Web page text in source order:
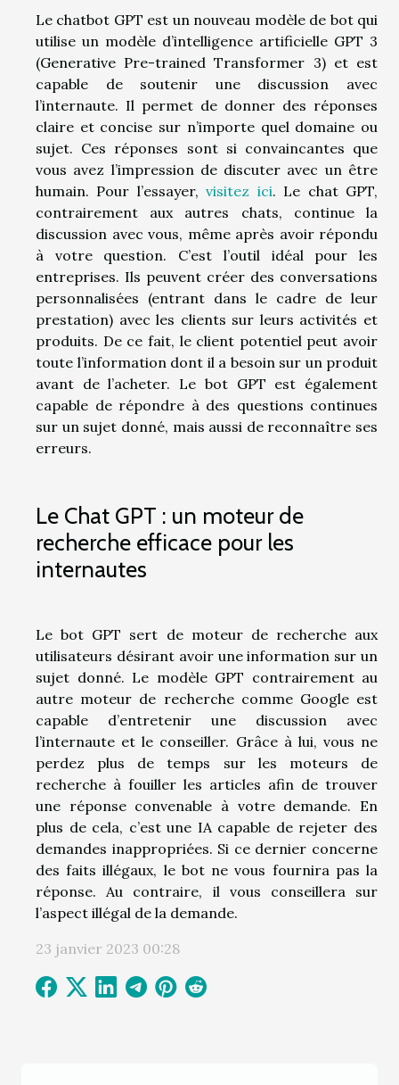
Le chatbot GPT est un nouveau modèle de bot qui
utilise un modèle d’intelligence artificielle GPT 3
(Generative Pre-trained Transformer 3) et est
capable de soutenir une discussion avec
l’internaute. Il permet de donner des réponses
claire et concise sur n’importe quel domaine ou
sujet. Ces réponses sont si convaincantes que
vous avez l’impression de discuter avec un être
humain. Pour l’essayer,visitez ici. Le chat GPT,
contrairement aux autres chats, continue la
discussion avec vous, même après avoir répondu
à votre question. C’est l’outil idéal pour les
entreprises. Ils peuvent créer des conversations
personnalisées (entrant dans le cadre de leur
prestation) avec les clients sur leurs activités et
produits. De ce fait, le client potentiel peut avoir
toute l’information dont il a besoin sur un produit
avant de l’acheter. Le bot GPT est également
capable de répondre à des questions continues
sur un sujet donné, mais aussi de reconnaître ses
erreurs.
Le Chat GPT : un moteur de
recherche efficace pour les
internautes
Le bot GPT sert de moteur de recherche aux
utilisateurs désirant avoir une information sur un
sujet donné. Le modèle GPT contrairement au
autre moteur de recherche comme Google est
capable d’entretenir une discussion avec
l’internaute et le conseiller. Grâce à lui, vous ne
perdez plus de temps sur les moteurs de
recherche à fouiller les articles afin de trouver
une réponse convenable à votre demande. En
plus de cela, c’est une IA capable de rejeter des
demandes inappropriées. Si ce dernier concerne
des faits illégaux, le bot ne vous fournira pas la
réponse. Au contraire, il vous conseillera sur
l’aspect illégal de la demande.
23 janvier 2023 00:28